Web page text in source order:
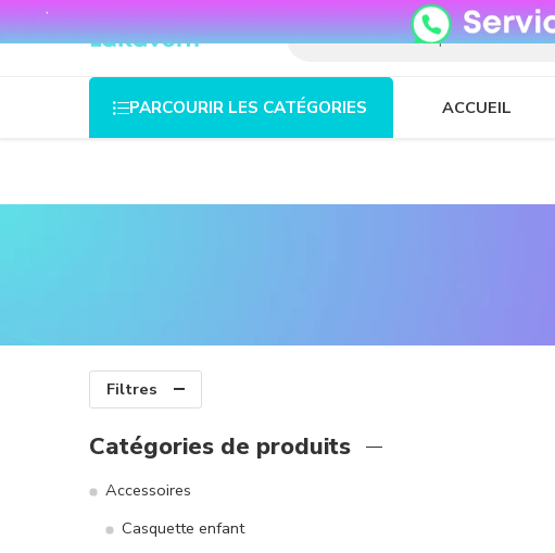
08o35epzeyex8vmjn04i2j4algz26o
PARCOURIR LES CATÉGORIES ACCUEIL
Filtres
Catégories de produits
Accessoires
Casquette enfant